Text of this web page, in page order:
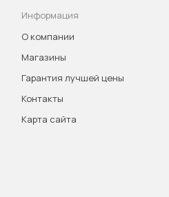
Информация
О компании
Магазины
Гарантия лучшей цены
Контакты
Карта сайта